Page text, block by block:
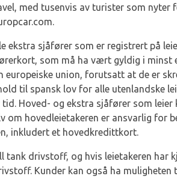
med tusenvis av turister som
ekstra sjåfører som er registrert på
som må ha vært gyldig i
union, forutsatt at de er
til spansk lov for alle utenlandske
Hoved- og ekstra sjåfører som
om hovedleietakeren er ansvarlig for
inkludert et hovedkredittkort.
tank drivstoff, og hvis leietakeren
Kunder kan også ha